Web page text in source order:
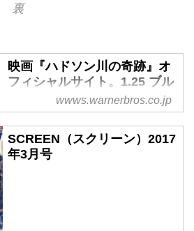
裏
映画『ハドソン川の奇跡』オ
フィシャルサイト。1.25 ブル
ーレイ＆DVD発売 レンタル同
時開始 12.22[先行]デジタルセ
ル配信
映画『ハドソン川の奇跡』オフ
wwws.warnerbros.co.jp
SCREEN（スクリーン）2017
年3月号